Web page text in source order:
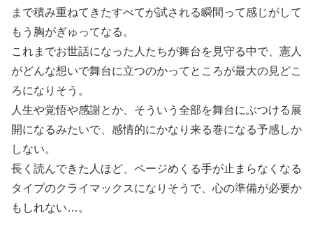
まで積み重ねてきたすべてが試される瞬間って感じがして
もう胸がぎゅってなる。
これまでお世話になった人たちが舞台を見守る中で、憲人
がどんな想いで舞台に立つのかってところが最大の見どこ
ろになりそう。
人生や覚悟や感謝とか、そういう全部を舞台にぶつける展
開になるみたいで、感情的にかなり来る巻になる予感しか
しない。
長く読んできた人ほど、ページめくる手が止まらなくなる
タイプのクライマックスになりそうで、心の準備が必要か
もしれない…。